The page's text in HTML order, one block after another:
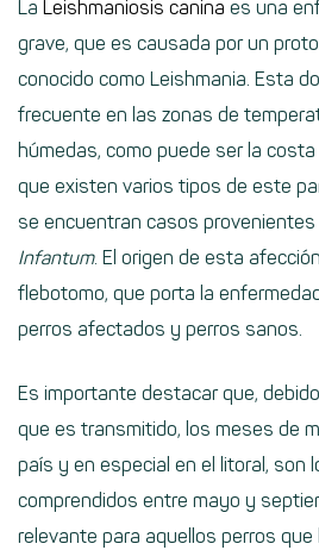
La Leishmaniosis canina es una
grave, que es causada por un
conocido como Leishmania. Esta
frecuente en las zonas de
húmedas, como puede ser la
que existen varios tipos de este
se encuentran casos provenientes
Infantum. El origen de esta
flebotomo, que porta la
perros afectados y perros sanos.
Es importante destacar que,
que es transmitido, los meses de
país y en especial en el litoral, son
comprendidos entre mayo y
relevante para aquellos perros